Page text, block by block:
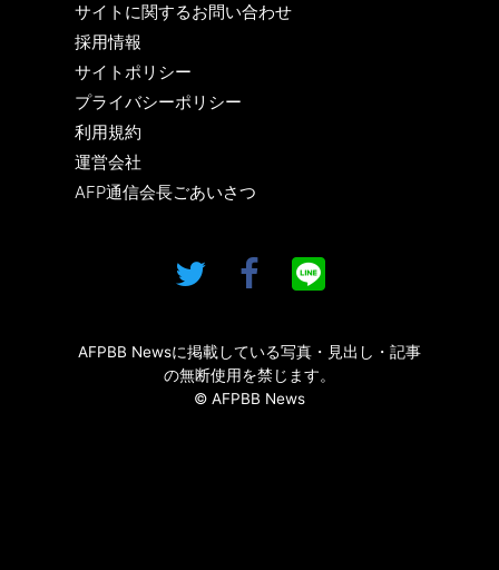
サイトに関するお問い合わせ
採用情報
サイトポリシー
プライバシーポリシー
利用規約
運営会社
AFP通信会長ごあいさつ
AFPBB Newsに掲載している写真・見出し・記事
の無断使用を禁じます。
© AFPBB News